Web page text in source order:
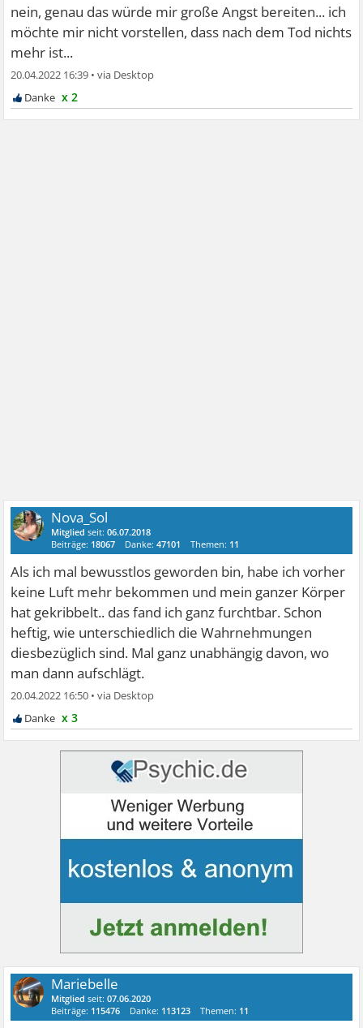
nein, genau das würde mir große Angst bereiten... ich
möchte mir nicht vorstellen, dass nach dem Tod nichts
mehr ist...
20.04.2022 16:39 •
x 2
Nova_Sol
Mitglied seit:06.07.2018
Beiträge: 18067 Danke:47101 Themen: 11
Als ich mal bewusstlos geworden bin, habe ich vorher
keine Luft mehr bekommen und mein ganzer Körper
hat gekribbelt.. das fand ich ganz furchtbar. Schon
heftig, wie unterschiedlich die Wahrnehmungen
diesbezüglich sind. Mal ganz unabhängig davon, wo
man dann aufschlägt.
20.04.2022 16:50 •
x 3
Mariebelle
Mitglied seit:07.06.2020
Beiträge: 115476 Danke: 113123 Themen: 11